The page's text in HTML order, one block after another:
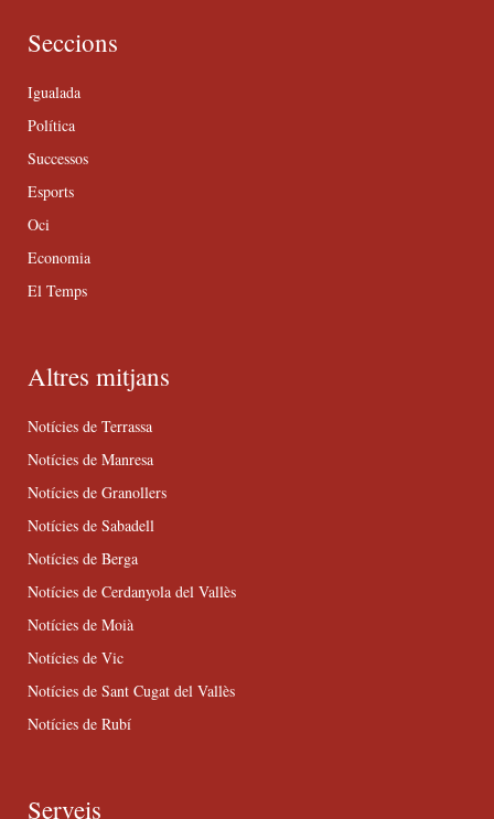
Seccions
Igualada
Política
Successos
Esports
Oci
Economia
El Temps
Altres mitjans
Notícies de Terrassa
Notícies de Manresa
Notícies de Granollers
Notícies de Sabadell
Notícies de Berga
Notícies de Cerdanyola del Vallès
Notícies de Moià
Notícies de Vic
Notícies de Sant Cugat del Vallès
Notícies de Rubí
Serveis